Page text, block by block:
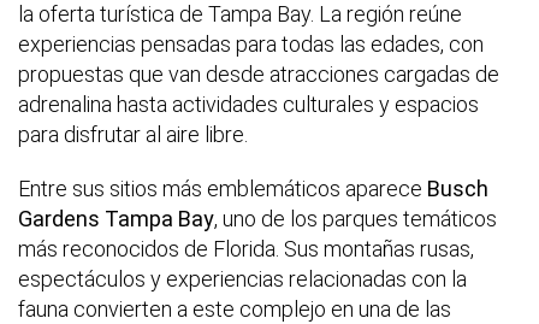
la oferta turística de Tampa Bay. La región reúne
experiencias pensadas para todas las edades, con
propuestas que van desde atracciones cargadas de
adrenalina hasta actividades culturales y espacios
para disfrutar al aire libre.
Entre sus sitios más emblemáticos aparece Busch
Gardens Tampa Bay, uno de los parques temáticos
más reconocidos de Florida. Sus montañas rusas,
espectáculos y experiencias relacionadas con la
fauna convierten a este complejo en una de las